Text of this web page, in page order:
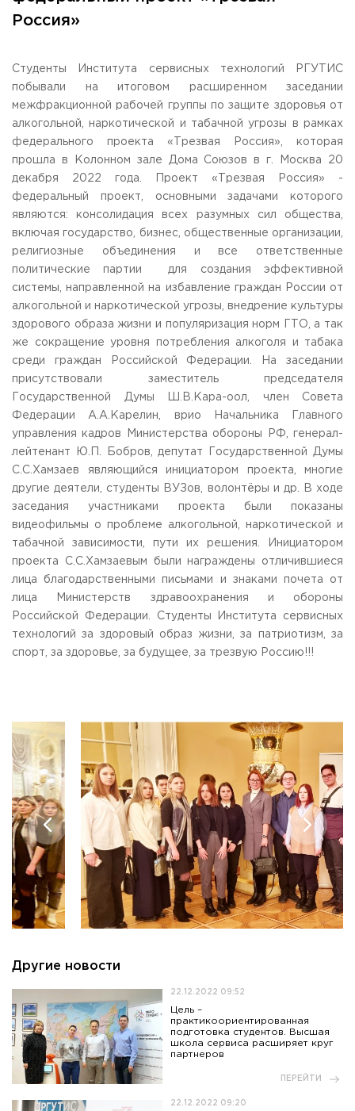
Общежитие / Кампус РГУТИС
Work with disabled and handicapped people
Scientific activity
Additional education
Федеральный ресурсный центр
Федеральное учебно-методическое объединение в
system of secondary vocational education
Labor union committee
Competition of teaching staff
Information about educational
ADDRESS
99 Glavnaya Street, dp.Cherkizovo, Urban district Pushkinsky,
TELEPHONES:
+7 (495) 940 83 00
+7 (495) 940 83 58
WORKING HOURS
Mo-th: from 09:00 to 18:00;
Fr: from 09:00 to 16:45;
Россия»
Студенты Института сервисных технологий РГУТИС
побывали на итоговом расширенном заседании
межфракционной рабочей группы по защите здоровья от
алкогольной, наркотической и табачной угрозы в рамках
федерального проекта «Трезвая Россия», которая
прошла в Колонном зале Дома Союзов в г. Москва 20
декабря 2022 года. Проект «Трезвая Россия» -
федеральный проект, основными задачами которого
являются: консолидация всех разумных сил общества,
включая государство, бизнес, общественные организации,
религиозные объединения и все ответственные
политические партии для создания эффективной
системы, направленной на избавление граждан России от
алкогольной и наркотической угрозы, внедрение культуры
здорового образа жизни и популяризация норм ГТО, а так
же сокращение уровня потребления алкоголя и табака
среди граждан Российской Федерации. На заседании
присутствовали заместитель председателя
Государственной Думы Ш.В.Кара-оол, член Совета
Федерации А.А.Карелин, врио Начальника Главного
управления кадров Министерства обороны РФ, генерал-
лейтенант Ю.П. Бобров, депутат Государственной Думы
С.С.Хамзаев являющийся инициатором проекта, многие
другие деятели, студенты ВУЗов, волонтёры и др. В ходе
заседания участниками проекта были показаны
видеофильмы о проблеме алкогольной, наркотической и
табачной зависимости, пути их решения. Инициатором
проекта С.С.Хамзаевым были награждены отличившиеся
лица благодарственными письмами и знаками почета от
лица Министерств здравоохранения и обороны
Российской Федерации. Студенты Института сервисных
технологий за здоровый образ жизни, за патриотизм, за
спорт, за здоровье, за будущее, за трезвую Россию!!!
Другие новости
22.12.2022 09:52
Цель –
практикоориентированная
подготовка студентов. Высшая
школа сервиса расширяет круг
партнеров
ПЕРЕЙТИ
22.12.2022 09:20